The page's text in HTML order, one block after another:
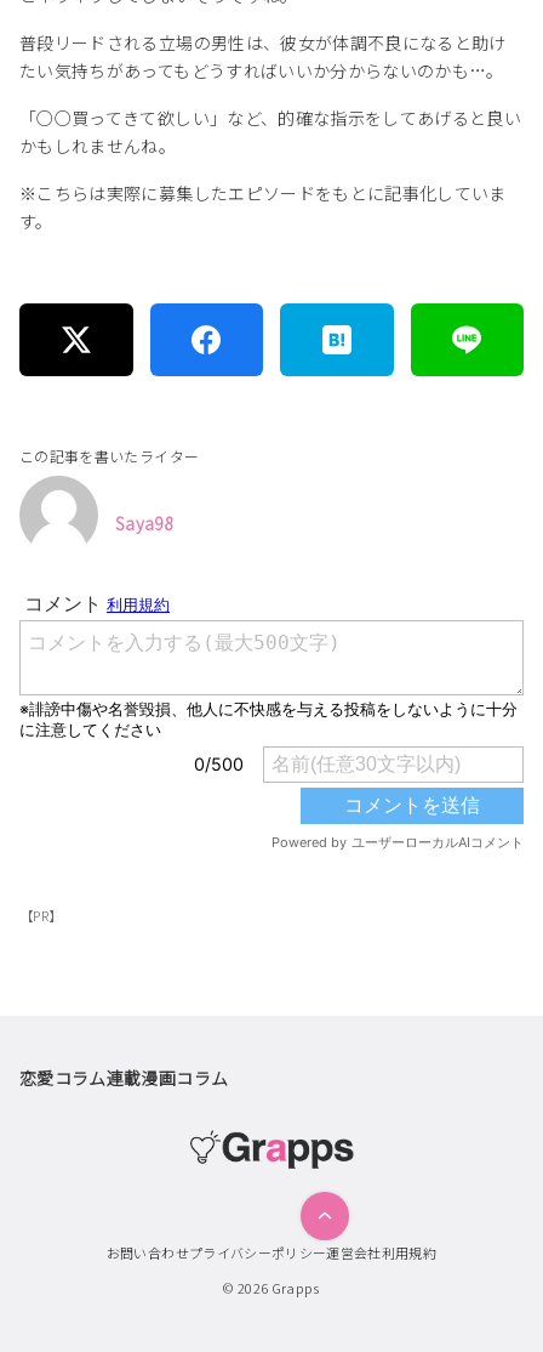
普段リードされる立場の男性は、彼女が体調不良になると助け
たい気持ちがあってもどうすればいいか分からないのかも…。
「○○買ってきて欲しい」など、的確な指示をしてあげると良い
かもしれませんね。
※こちらは実際に募集したエピソードをもとに記事化していま
す。
この記事を書いたライター
Saya98
【PR】
恋愛コラム連載漫画コラム
お問い合わせプライバシーポリシー運営会社利用規約
© 2026 Grapps